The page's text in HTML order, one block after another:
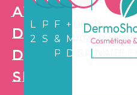
avantages
de
Dermo
Shop
LIVRAISON
24/72H
PAIEMENT
SÉCURISÉ
FIDÉLITÉ
&
PARRAINAGE
+3.500
MARCHANDS
DISPONIBLES